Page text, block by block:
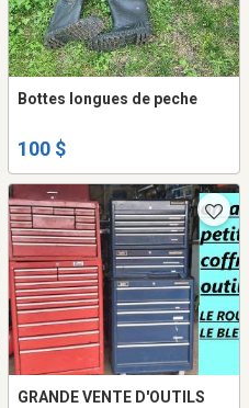
Bottes longues de peche
100 $
GRANDE VENTE D'OUTILS